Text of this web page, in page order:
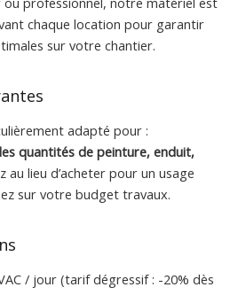
chaque location pour garantir
sur votre chantier.
adapté pour :
quantités de peinture, enduit,
au lieu d’acheter pour un usage
sur votre budget travaux.
/ jour (tarif dégressif : -20% dès